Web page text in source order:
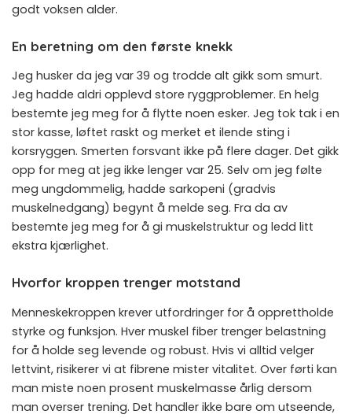
godt voksen alder.
En beretning om den første knekk
Jeg husker da jeg var 39 og trodde alt gikk som smurt.
Jeg hadde aldri opplevd store ryggproblemer. En helg
bestemte jeg meg for å flytte noen esker. Jeg tok tak i en
stor kasse, løftet raskt og merket et ilende sting i
korsryggen. Smerten forsvant ikke på flere dager. Det gikk
opp for meg at jeg ikke lenger var 25. Selv om jeg følte
meg ungdommelig, hadde sarkopeni (gradvis
muskelnedgang) begynt å melde seg. Fra da av
bestemte jeg meg for å gi muskelstruktur og ledd litt
ekstra kjærlighet.
Hvorfor kroppen trenger motstand
Menneskekroppen krever utfordringer for å opprettholde
styrke og funksjon. Hver muskel fiber trenger belastning
for å holde seg levende og robust. Hvis vi alltid velger
lettvint, risikerer vi at fibrene mister vitalitet. Over førti kan
man miste noen prosent muskelmasse årlig dersom
man overser trening. Det handler ikke bare om utseende,